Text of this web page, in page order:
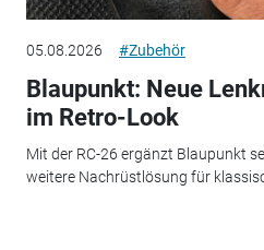
05.08.2026 #Zubehör
Blaupunkt: Neue
im Retro-Look
Mit der RC-26 ergänzt Blaupunkt
weitere Nachrüstlösung für